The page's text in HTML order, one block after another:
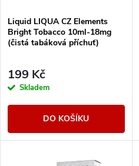
p
r
o
u
s
p
r
o
d
Liquid LIQUA CZ Elements
Bright Tobacco 10ml-18mg
(čistá tabáková příchuť)
199 Kč
Skladem
DO KOŠÍKU